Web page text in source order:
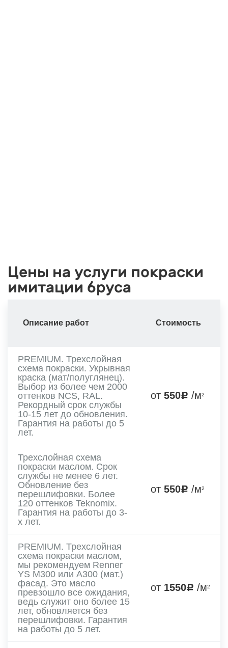
Цены на услуги покраски
имитации бруса
Описание работ Стоимость
PREMIUM. Трехслойная
схема покраски. Укрывная
краска (мат/полуглянец).
Выбор из более чем 2000
оттенков NCS, RAL.
Рекордный срок службы
10-15 лет до обновления.
Гарантия на работы до 5
лет.
от 550 /м2
Трехслойная схема
покраски маслом. Срок
службы не менее 6 лет.
Обновление без
перешлифовки. Более
120 оттенков Teknomix.
Гарантия на работы до 3-
х лет.
от 550 /м2
PREMIUM. Трехслойная
схема покраски маслом,
мы рекомендуем Renner
YS M300 или A300 (мат.)
фасад. Это масло
превзошло все ожидания,
ведь служит оно более 15
лет, обновляется без
перешлифовки. Гарантия
на работы до 5 лет.
от 1550 /м2